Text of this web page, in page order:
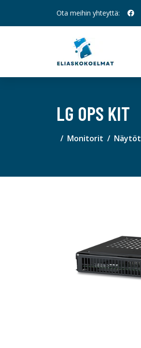
Ota meihin yhteyttä:
LG OPS KIT
Monitorit Näytöt